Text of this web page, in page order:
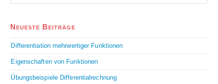
Neueste Beiträge
Differentiation mehrwertiger Funktionen
Eigenschaften von Funktionen
Übungsbeispiele Differentialrechnung